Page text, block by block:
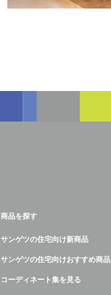
商品を探す
サンゲツの住宅向け新商品
サンゲツの住宅向けおすすめ商品
コーディネート集を見る